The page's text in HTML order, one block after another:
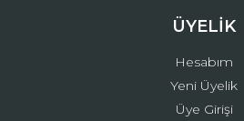
ÜYELİK
Hesabım
Yeni Üyelik
Üye Girişi